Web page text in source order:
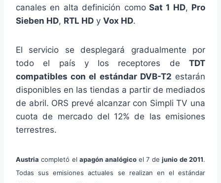
canales en alta definición comoSat 1 HD, Pro
Sieben HD, RTL HD y Vox HD.
El servicio se desplegará gradualmente por
todo el país y los receptores de TDT
compatibles con el estándar DVB-T2 estarán
disponibles en las tiendas a partir de mediados
de abril. ORS prevé alcanzar con Simpli TV una
cuota de mercado del 12% de las emisiones
terrestres.
Austria completó elapagón analógicoel 7 dejunio de 2011.
Todas sus emisiones actuales se realizan en el estándar